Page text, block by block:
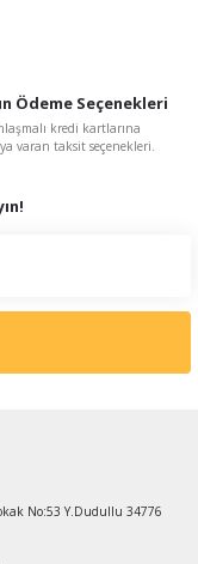
Ödeme Seçenekleri
kredi kartlarına
varan taksit seçenekleri.
No:53 Y.Dudullu 34776